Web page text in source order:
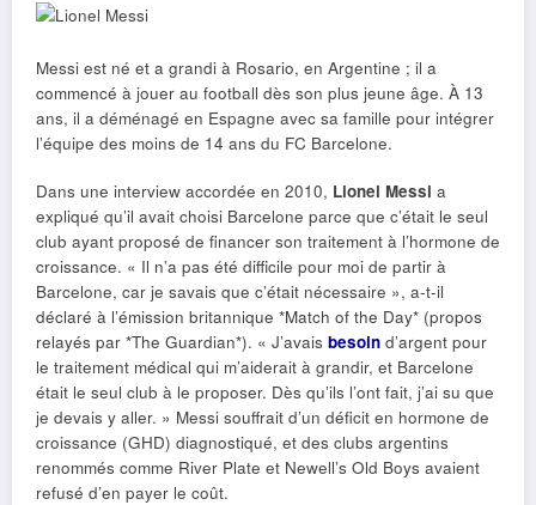
Messi est né et a grandi à Rosario, en Argentine ; il a
commencé à jouer au football dès son plus jeune âge. À 13
ans, il a déménagé en Espagne avec sa famille pour intégrer
l’équipe des moins de 14 ans du FC Barcelone.
Dans une interview accordée en 2010, Lionel Messi a
expliqué qu’il avait choisi Barcelone parce que c’était le seul
club ayant proposé de financer son traitement à l’hormone de
croissance. « Il n’a pas été difficile pour moi de partir à
Barcelone, car je savais que c’était nécessaire », a-t-il
déclaré à l’émission britannique *Match of the Day* (propos
relayés par *The Guardian*). « J’avais besoin d’argent pour
le traitement médical qui m’aiderait à grandir, et Barcelone
était le seul club à le proposer. Dès qu’ils l’ont fait, j’ai su que
je devais y aller. » Messi souffrait d’un déficit en hormone de
croissance (GHD) diagnostiqué, et des clubs argentins
renommés comme River Plate et Newell’s Old Boys avaient
refusé d’en payer le coût.